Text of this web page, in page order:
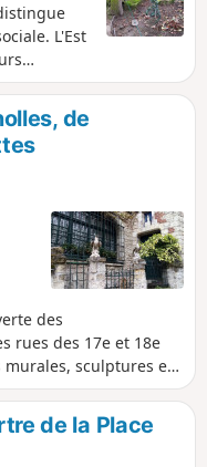
L'Est
connu
Parc
aussi
ou des
du
la Villa
de
des
rues des 17e et 18e
murales, sculptures et
rendez-vous. C'est
quartier animé de la
de la Place